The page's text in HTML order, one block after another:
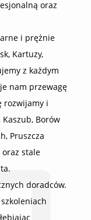
oraz
i prężnie
Kartuzy,
z każdym
nam przewagę
rozwijamy i
Kaszub, Borów
Pruszcza
oraz stale
doradców.